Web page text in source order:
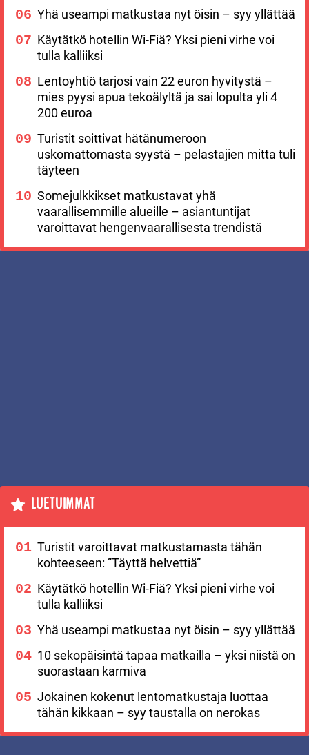
Yhä useampi matkustaa nyt öisin – syy yllättää
Käytätkö hotellin Wi-Fiä? Yksi pieni virhe voi
tulla kalliiksi
Lentoyhtiö tarjosi vain 22 euron hyvitystä –
mies pyysi apua tekoälyltä ja sai lopulta yli 4
200 euroa
Turistit soittivat hätänumeroon
uskomattomasta syystä – pelastajien mitta tuli
täyteen
Somejulkkikset matkustavat yhä
vaarallisemmille alueille – asiantuntijat
varoittavat hengenvaarallisesta trendistä
LUETUIMMAT
Turistit varoittavat matkustamasta tähän
kohteeseen: ”Täyttä helvettiä”
Käytätkö hotellin Wi-Fiä? Yksi pieni virhe voi
tulla kalliiksi
Yhä useampi matkustaa nyt öisin – syy yllättää
10 sekopäisintä tapaa matkailla – yksi niistä on
suorastaan karmiva
Jokainen kokenut lentomatkustaja luottaa
tähän kikkaan – syy taustalla on nerokas